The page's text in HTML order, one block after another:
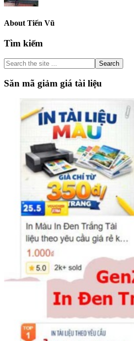
About Tiến Vũ
Primary
Sidebar
Tìm kiếm
Search
the
site
...
Săn mã giảm giá tài liệu